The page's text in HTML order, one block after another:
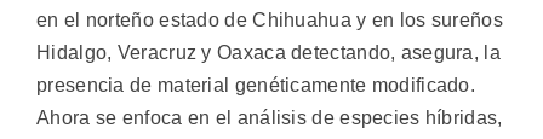
en el norteño estado de Chihuahua y en los sureños
Hidalgo, Veracruz y Oaxaca detectando, asegura, la
presencia de material genéticamente modificado.
Ahora se enfoca en el análisis de especies híbridas,